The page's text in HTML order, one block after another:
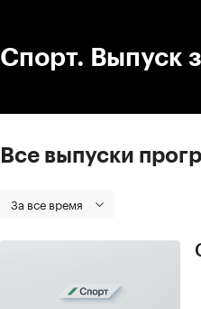
Спорт. Выпуск
Все выпуски
За все время